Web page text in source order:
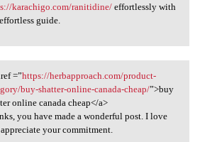
karachigo.com/ranitidine/effortlessly with
guide.
=”https:/
=”https://herbapproach.com/product-
buy-shatter-online-canada-cheap/”>buy
online canada cheap</a>
you have made a wonderful post. I love
your commitment.